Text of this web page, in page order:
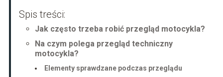
Spis treści:
Jak często trzeba robić przegląd motocykla?
Na czym polega przegląd techniczny
motocykla?
Elementy sprawdzane podczas przeglądu